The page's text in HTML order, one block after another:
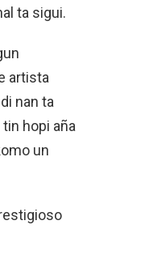
ta sigui.
artista
nan ta
tin hopi aña
un